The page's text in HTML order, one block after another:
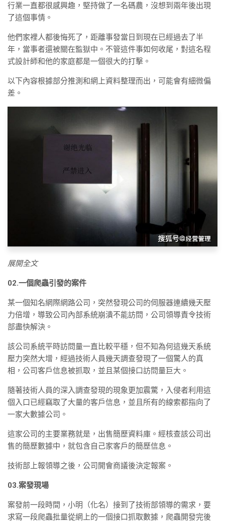
行業一直都很感興趣，堅持做了一名碼農，沒想到兩年後出現
了這個事情。
他們家裡人都後悔死了，距離事發當日到現在已經過去了半
年，當事者還被關在監獄中。不管這件事如何收尾，對這名程
式設計師和他的家庭都是一個很大的打擊。
以下內容根據部分推測和網上資料整理而出，可能會有細微偏
差。
展開全文
02.一個爬蟲引發的案件
某一個知名網際網路公司，突然發現公司的伺服器連續幾天壓
力倍增，導致公司內部系統崩潰不能訪問，公司領導責令技術
部盡快解決。
該公司系統平時訪問量一直比較平穩，但不知為何這幾天系統
壓力突然大增，經過技術人員幾天調查發現了一個驚人的真
相，公司客戶信息被抓取，並且某個接口訪問量巨大。
隨著技術人員的深入調查發現的現象更加震驚，入侵者利用這
個入口已經竊取了大量的客戶信息，並且所有的線索都指向了
一家大數據公司。
這家公司的主要業務就是，出售簡歷資料庫。經核查該公司出
售的簡歷數據中，就包含自己家客戶的簡歷信息。
技術部上報領導之後，公司開會商議後決定報案。
03.案發現場
案發前一段時間，小明（化名）接到了技術部領導的需求，要
求寫一段爬蟲批量從網上的一個接口抓取數據，爬蟲開發完後